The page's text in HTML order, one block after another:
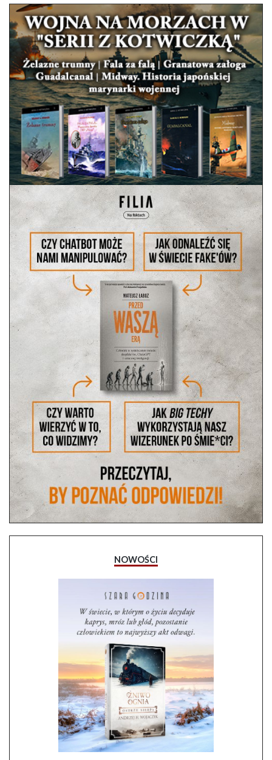
NOWOŚCI